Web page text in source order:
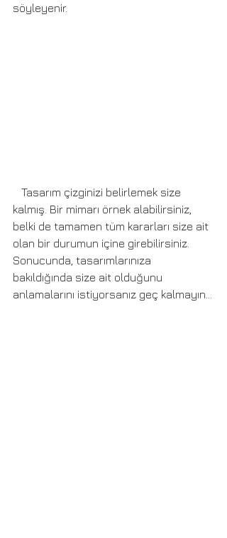
söyleyenir.
kalmış. Bir mimarı örnek alabilirsiniz,
belki de tamamen tüm kararları size ait
olan bir durumun içine girebilirsiniz.
Sonucunda, tasarımlarınıza
bakıldığında size ait olduğunu
anlamalarını istiyorsanız geç kalmayın…